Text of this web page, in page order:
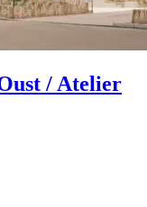
/ Atelier